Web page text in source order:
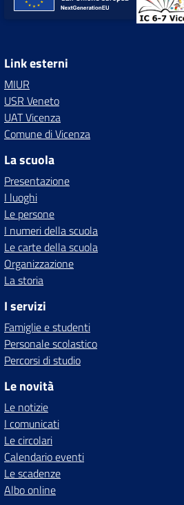
Link esterni
MIUR
USR Veneto
UAT Vicenza
Comune di Vicenza
La scuola
Presentazione
I luoghi
Le persone
I numeri della scuola
Le carte della scuola
Organizzazione
La storia
I servizi
Famiglie e studenti
Personale scolastico
Percorsi di studio
Le novità
Le notizie
I comunicati
Le circolari
Calendario eventi
Le scadenze
Albo online